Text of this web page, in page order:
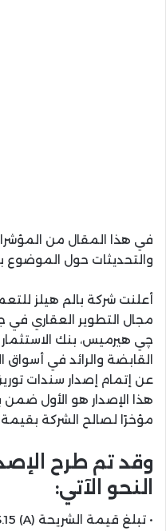
في هذا المقال من
والتحديثات حول
أعلنت شركة بالم هيلز
مجال التطوير العقاري
چي هيرميس، بنك
القابضة والرائد في أسواق
هذا الإصدار هو الأول ضمن
مؤخرًا لصالح الشركة بقيمة إجمالية
النحو الآتي: